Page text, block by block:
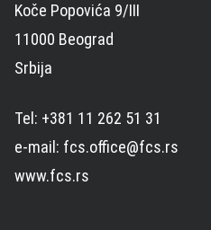
Koče Popovića 9/III
11000 Beograd
Srbija
Tel: +381 11 262 51 31
e-mail: fcs.office@fcs.rs
www.fcs.rs